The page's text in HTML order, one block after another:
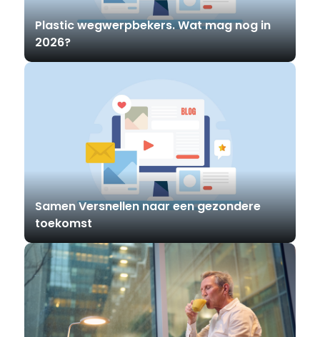
Plastic wegwerpbekers. Wat mag nog in
2026?
Samen Versnellen naar een gezondere
toekomst